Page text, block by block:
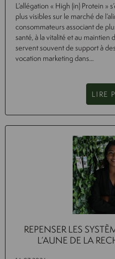
L’allégation « High (in) Protein »
plus visibles sur le marché de
consommateurs associant de
santé, à la vitalité et au maintien
servent souvent de support à
vocation marketing dans...
LIRE
REPENSER LES
L’AUNE DE LA